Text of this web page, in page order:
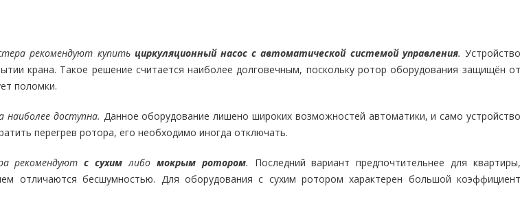
рекомендуют купить циркуляционный насос с автоматической системой управления. Устройство
крана. Такое решение считается наиболее долговечным, поскольку ротор оборудования защищён от
поломки.
наиболее доступна. Данное оборудование лишено широких возможностей автоматики, и само устройство
перегрев ротора, его необходимо иногда отключать.
рекомендуютс сухим либо мокрым ротором. Последний вариант предпочтительнее для квартиры,
отличаются бесшумностью. Для оборудования с сухим ротором характерен большой коэффициент